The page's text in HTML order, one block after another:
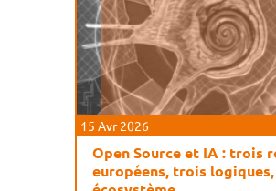
15 Avr 2026
Open Source et IA : trois
européens, trois logiques,